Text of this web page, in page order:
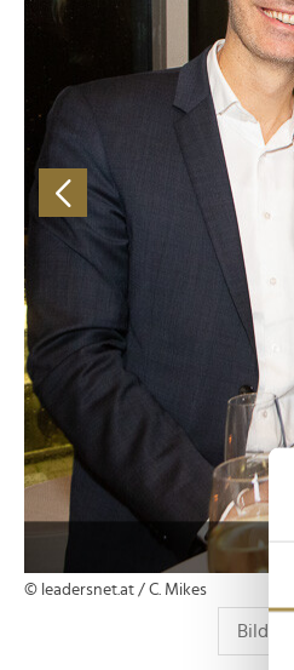
© leadersnet.at / C. Mikes